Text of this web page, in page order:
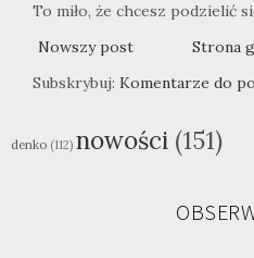
To miło, że chcesz podzielić
Nowszy post
Strona
Subskrybuj: Komentarze do
denko (112) nowości (151)